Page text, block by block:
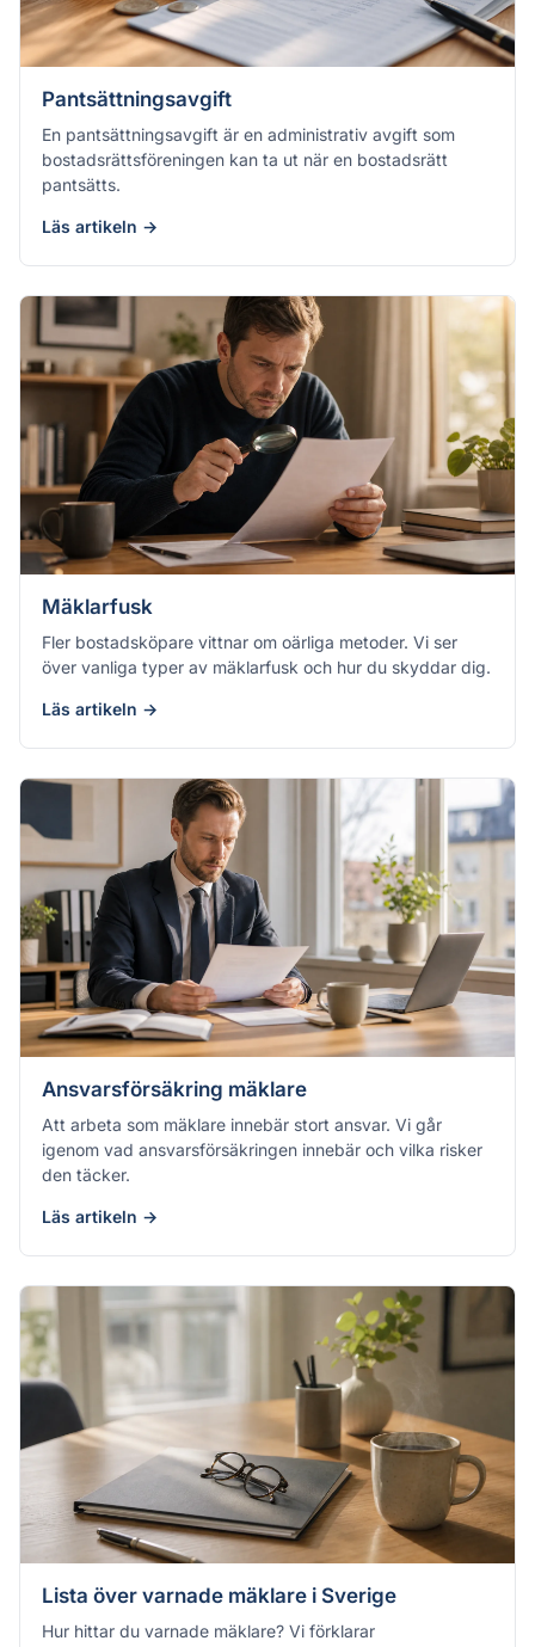
Pantsättningsavgift
En pantsättningsavgift är en administrativ avgift som
bostadsrättsföreningen kan ta ut när en bostadsrätt
pantsätts.
Läs artikeln →
Mäklarfusk
Fler bostadsköpare vittnar om oärliga metoder. Vi ser
över vanliga typer av mäklarfusk och hur du skyddar dig.
Läs artikeln →
Ansvarsförsäkring mäklare
Att arbeta som mäklare innebär stort ansvar. Vi går
igenom vad ansvarsförsäkringen innebär och vilka risker
den täcker.
Läs artikeln →
Lista över varnade mäklare i Sverige
Hur hittar du varnade mäklare? Vi förklarar